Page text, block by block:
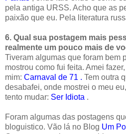
pela antiga URSS. Acho que as
paixão que eu. Pela literatura
6. Qual sua postagem mais
realmente um pouco mais de
Tiveram algumas que foram bem
mostrou como fui feita. Amei
mim: Carnaval de 71 . Tem outra
desabafei, onde mostrei o meu
tento mudar: Ser Idiota .
Foram algumas das postagens
bloguistico. Vão lá no Blog Um